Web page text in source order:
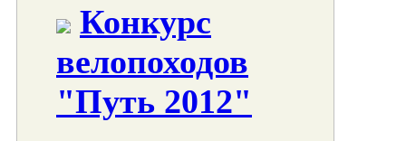
Конкурс
велопоходов
"Путь 2012"